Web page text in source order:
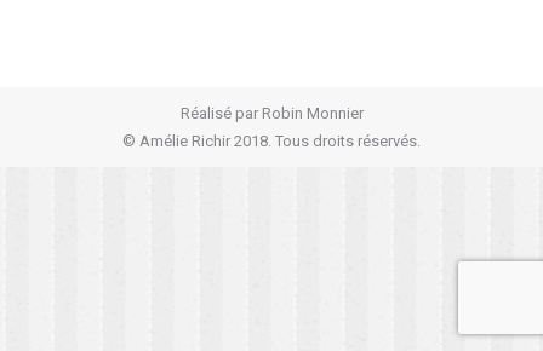
Réalisé par Robin Monnier
© Amélie Richir 2018. Tous droits réservés.